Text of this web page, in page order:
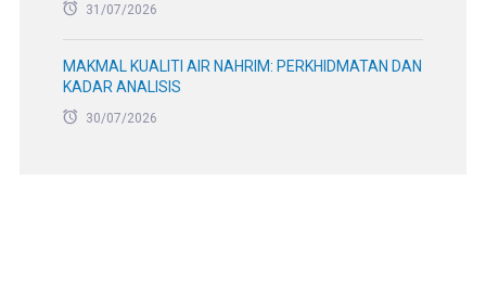
31/07/2026
MAKMAL KUALITI AIR NAHRIM: PERKHIDMATAN DAN
KADAR ANALISIS
30/07/2026